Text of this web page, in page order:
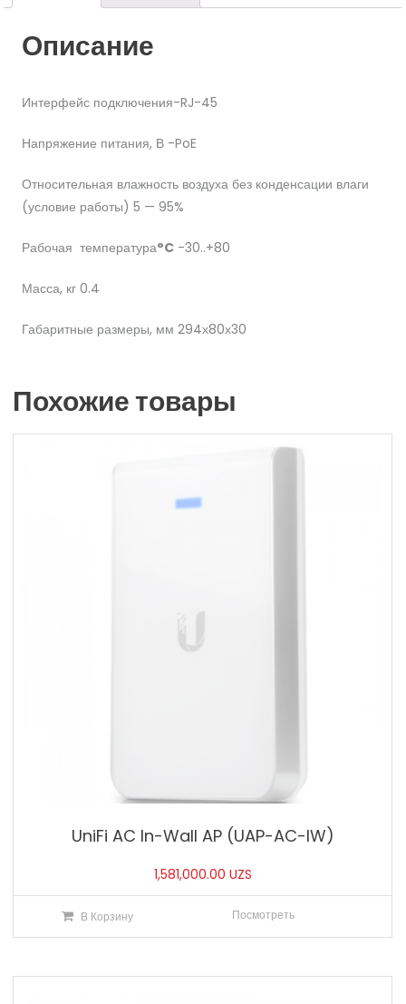
Описание
Интерфейс подключения-RJ-45
Напряжение питания, В -PoE
Относительная влажность воздуха без конденсации влаги
(условие работы) 5 — 95%
Рабочая температура°C -30..+80
Масса, кг 0.4
Габаритные размеры, мм 294х80х30
Похожие товары
UniFi AC In-Wall AP (UAP-AC-IW)
1,581,000.00 UZS
В Корзину Посмотреть